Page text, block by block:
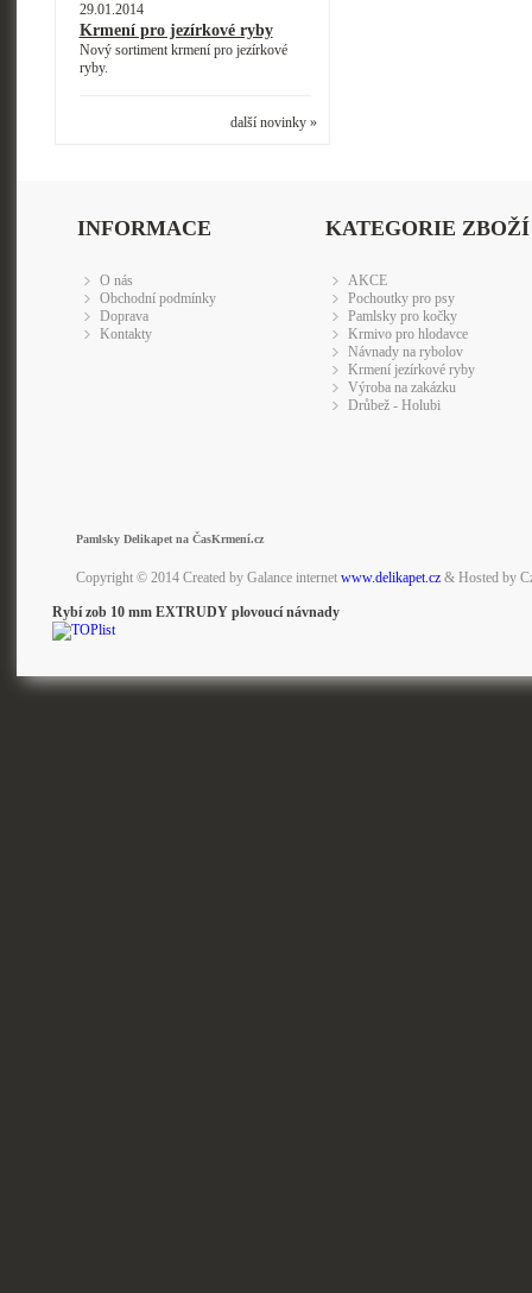
29.01.2014
Krmení pro jezírkové ryby
Nový sortiment krmení pro jezírkové
ryby.
další novinky »
INFORMACE
O nás
Obchodní podmínky
Doprava
Kontakty
KATEGORIE ZBOŽÍ
AKCE
Pochoutky pro psy
Pamlsky pro kočky
Krmivo pro hlodavce
Návnady na rybolov
Krmení jezírkové ryby
Výroba na zakázku
Drůbež - Holubi
Pamlsky Delikapet na ČasKrmení.cz
Copyright © 2014 Created by Galance internet www.delikapet.cz& Hosted by
Rybí zob 10 mm EXTRUDY plovoucí návnady